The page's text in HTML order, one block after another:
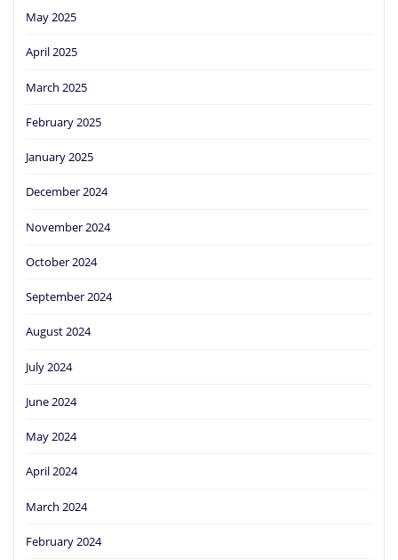
May 2025
April 2025
March 2025
February 2025
January 2025
December 2024
November 2024
October 2024
September 2024
August 2024
July 2024
June 2024
May 2024
April 2024
March 2024
February 2024